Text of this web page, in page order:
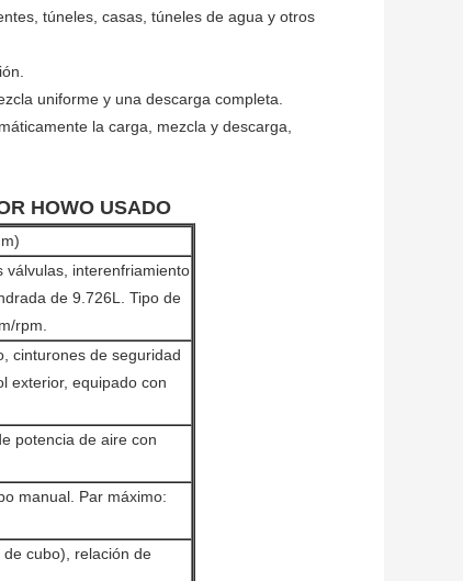
túneles, casas, túneles de agua y otros
uniforme y una descarga completa.
la carga, mezcla y descarga,
HOWO USADO
válvulas, interenfriamiento
de 9.726L. Tipo de
rpm.
cinturones de seguridad
exterior, equipado con
potencia de aire con
manual. Par máximo:
cubo), relación de